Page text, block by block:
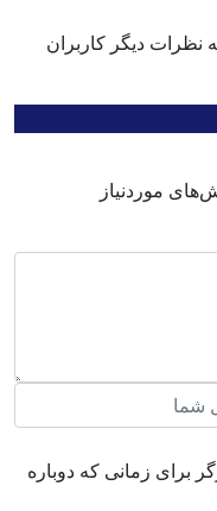
نظرات دیگر کاربران
موردنیاز
برای زمانی که دوباره